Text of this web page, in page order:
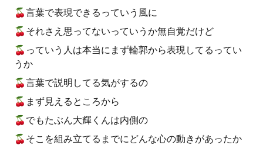
🍒言葉で表現できるっていう風に
🍒それさえ思ってないっていうか無自覚だけど
🍒っていう人は本当にまず輪郭から表現してるってい
うか
🍒言葉で説明してる気がするの
🍒まず見えるところから
🍒でもたぶん大輝くんは内側の
🍒そこを組み立てるまでにどんな心の動きがあったか